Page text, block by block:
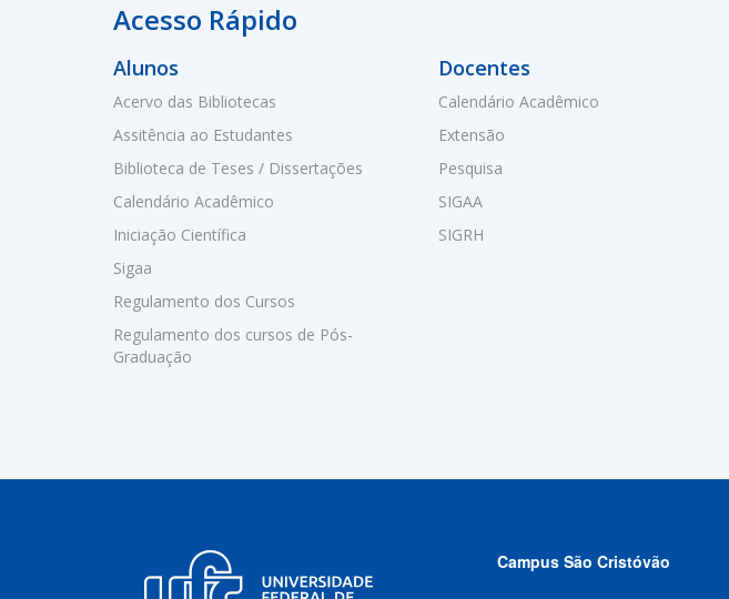
Acesso Rápido
Alunos
Acervo das Bibliotecas
Assitência ao Estudantes
Biblioteca de Teses / Dissertações
Calendário Acadêmico
Iniciação Científica
Sigaa
Regulamento dos Cursos
Regulamento dos cursos de Pós-
Graduação
Docentes
Calendário Acadêmico
Extensão
Pesquisa
SIGAA
SIGRH
Campus São Cristóvão